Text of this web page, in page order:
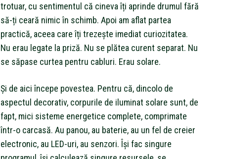
trotuar, cu sentimentul că cineva îți aprinde drumul fără
să-ți ceară nimic în schimb. Apoi am aflat partea
practică, aceea care îți trezește imediat curiozitatea.
Nu erau legate la priză. Nu se plătea curent separat. Nu
se săpase curtea pentru cabluri. Erau solare.
Și de aici începe povestea. Pentru că, dincolo de
aspectul decorativ, corpurile de iluminat solare sunt, de
fapt, mici sisteme energetice complete, comprimate
într-o carcasă. Au panou, au baterie, au un fel de creier
electronic, au LED-uri, au senzori. Își fac singure